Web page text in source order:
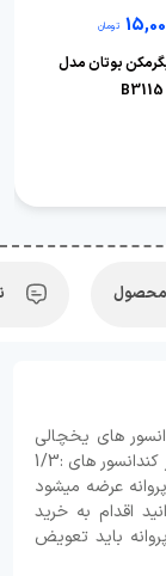
تومان
بوتان مدل
B3115
کندانسور های یخچالی
می باشد. این موتور فن قابلیت جا به جایی هوا در کندانسور های :1/3
پروانه عرضه میشود
اقدام به خرید
باید تعویض